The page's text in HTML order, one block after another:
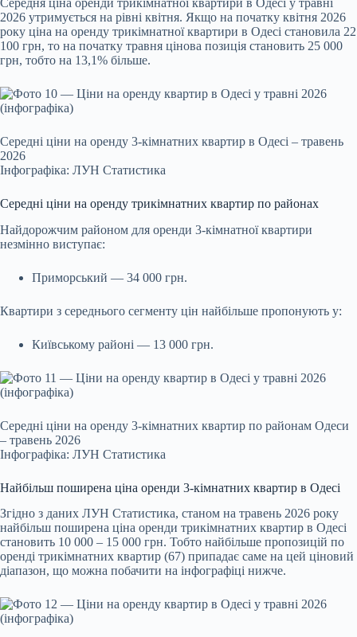
2026 утримується на рівні квітня. Якщо на початку квітня 2026
року ціна на оренду трикімнатної квартири в Одесі становила 22
100 грн, то на початку травня цінова позиція становить 25 000
грн, тобто на 13,1% більше.
Середні ціни на оренду 3-кімнатних квартир в Одесі – травень
2026
Інфографіка: ЛУН Статистика
Середні ціни на оренду трикімнатних квартир по районах
Найдорожчим районом для оренди 3-кімнатної квартири
незмінно виступає:
Приморський — 34 000 грн.
Квартири з середнього сегменту цін найбільше пропонують у:
Київському районі — 13 000 грн.
Середні ціни на оренду 3-кімнатних квартир по районам Одеси
– травень 2026
Інфографіка: ЛУН Статистика
Найбільш поширена ціна оренди 3-кімнатних квартир в Одесі
Згідно з даних ЛУН Статистика, станом на травень 2026 року
найбільш поширена ціна оренди трикімнатних квартир в Одесі
становить 10 000 – 15 000 грн. Тобто найбільше пропозицій по
оренді трикімнатних квартир (67) припадає саме на цей ціновий
діапазон, що можна побачити на інфографіці нижче.